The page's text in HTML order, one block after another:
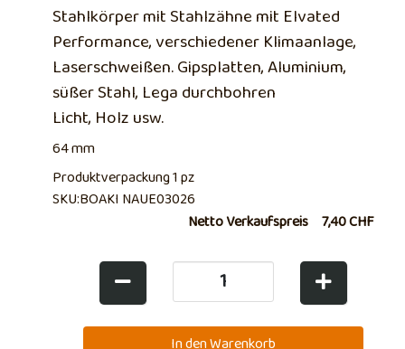
Stahlkörper mit Stahlzähne mit Elvated
Performance, verschiedener Klimaanlage,
Laserschweißen. Gipsplatten, Aluminium,
süßer Stahl, Lega durchbohren
Licht, Holz usw.
64 mm
Produktverpackung 1 pz
SKU:BOAKI NAUE03026
Netto Verkaufspreis 7,40 CHF